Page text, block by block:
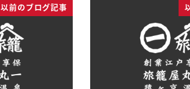
以前のブログ記事